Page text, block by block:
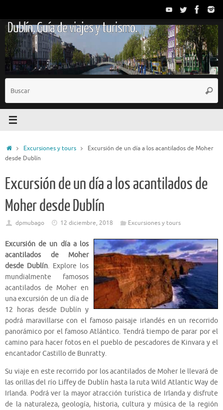
contenido
Dublín. Guía de viajes y turismo.
InicioExcursiones y tours
Excursión de un día a los acantilados de Moher
desde Dublín
Excursión de un día a los acantilados de
Moher desde Dublín
dpmubago 12 diciembre, 2018 Excursiones y tours
Excursión de un día a los
acantilados de Moher
desde Dublín. Explore los
mundialmente famosos
acantilados de Moher en
una excursión de un día de
12 horas desde Dublín y
podrá maravillarse con el famoso paisaje irlandés en un recorrido
panorámico por el famoso Atlántico. Tendrá tiempo de parar por el
camino para hacer fotos en el pueblo de pescadores de Kinvara y el
encantador Castillo de Bunratty.
Su viaje en este recorrido por los acantilados de Moher le llevará de
las orillas del río Liffey de Dublín hasta la ruta Wild Atlantic Way de
Irlanda. Podrá ver la mayor atracción turística de Irlanda y disfrute
de la naturaleza, geología, historia, cultura y música de la región